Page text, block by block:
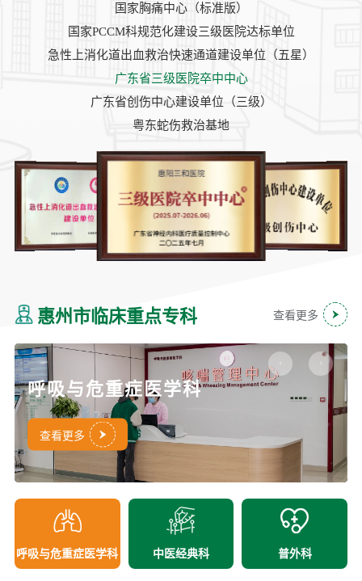
国家胸痛中心（标准版）
国家PCCM科规范化建设三级医院达标单位
急性上消化道出血救治快速通道建设单位（五星）
广东省三级医院卒中中心
广东省创伤中心建设单位（三级）
粤东蛇伤救治基地
惠州市临床重点专科 查看更多
消化内科
查看更多
心血管内科
查看更多
神经内科
查看更多
呼吸与危重症医学科
查看更多
中医经典科
查看更多
普外科
查看更多
呼吸与危重症医学科 中医经典科 普外科